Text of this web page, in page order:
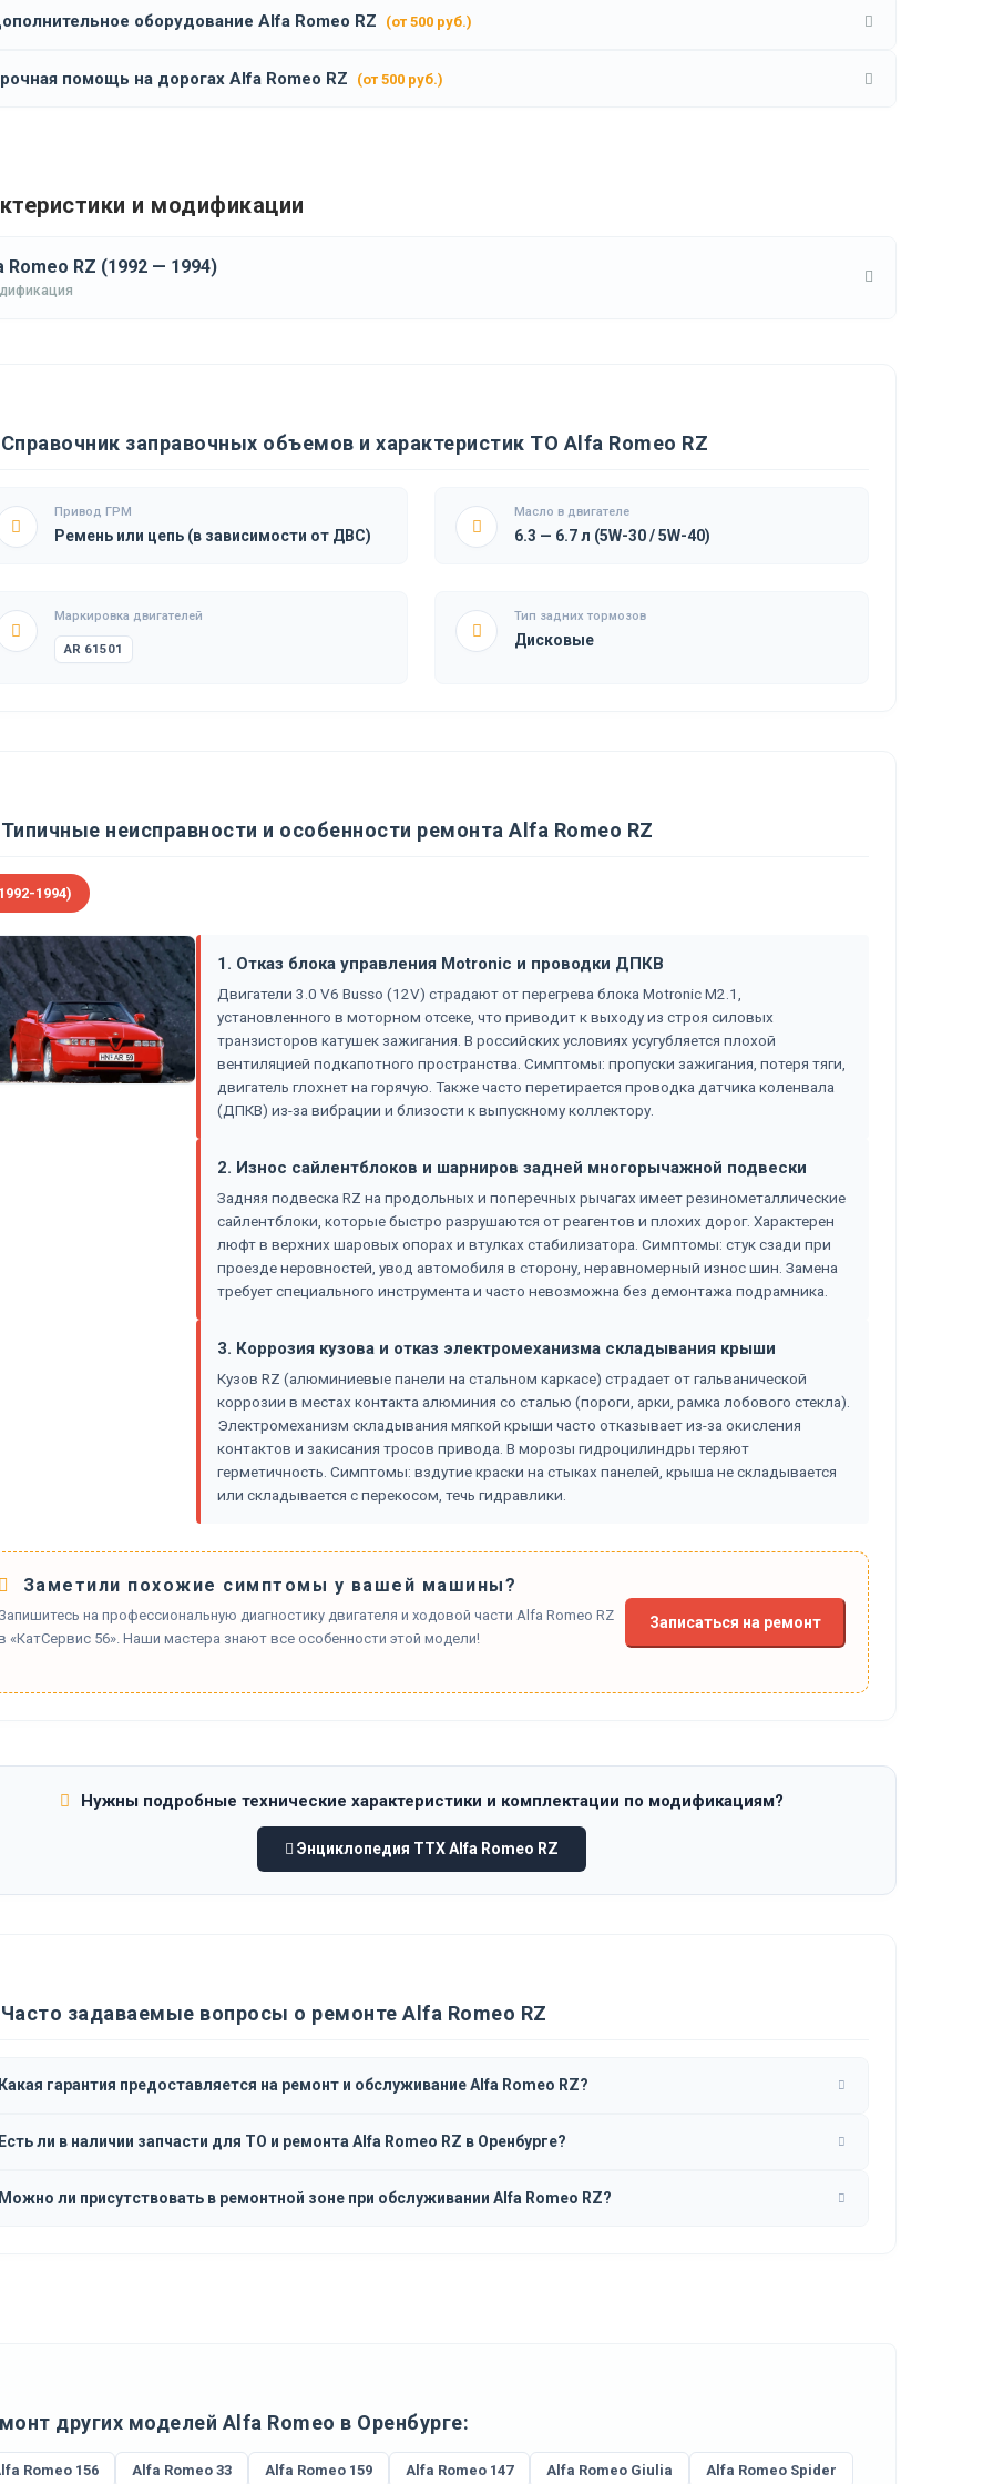
оборудование Alfa Romeo RZ (от 500 руб.)
помощь на дорогах Alfa Romeo RZ (от 500 руб.)
и модификации
Romeo RZ (1992 — 1994)
заправочных объемов и характеристик ТО Alfa Romeo RZ
Привод ГРМ
Ремень или цепь (в зависимости от ДВС)
Масло в двигателе
6.3 — 6.7 л (5W-30 / 5W-40)
Маркировка двигателей
AR 61501
Тип задних тормозов
Дисковые
неисправности и особенности ремонта Alfa Romeo RZ
1994)
1. Отказ блока управления Motronic и проводки ДПКВ
Двигатели 3.0 V6 Busso (12V) страдают от перегрева блока Motronic M2.1,
установленного в моторном отсеке, что приводит к выходу из строя силовых
транзисторов катушек зажигания. В российских условиях усугубляется плохой
вентиляцией подкапотного пространства. Симптомы: пропуски зажигания, потеря тяги,
двигатель глохнет на горячую. Также часто перетирается проводка датчика коленвала
(ДПКВ) из-за вибрации и близости к выпускному коллектору.
2. Износ сайлентблоков и шарниров задней многорычажной подвески
Задняя подвеска RZ на продольных и поперечных рычагах имеет резинометаллические
сайлентблоки, которые быстро разрушаются от реагентов и плохих дорог. Характерен
люфт в верхних шаровых опорах и втулках стабилизатора. Симптомы: стук сзади при
проезде неровностей, увод автомобиля в сторону, неравномерный износ шин. Замена
требует специального инструмента и часто невозможна без демонтажа подрамника.
3. Коррозия кузова и отказ электромеханизма складывания крыши
Кузов RZ (алюминиевые панели на стальном каркасе) страдает от гальванической
коррозии в местах контакта алюминия со сталью (пороги, арки, рамка лобового стекла).
Электромеханизм складывания мягкой крыши часто отказывает из-за окисления
контактов и закисания тросов привода. В морозы гидроцилиндры теряют
герметичность. Симптомы: вздутие краски на стыках панелей, крыша не складывается
или складывается с перекосом, течь гидравлики.
Заметили похожие симптомы у вашей машины?
на профессиональную диагностику двигателя и ходовой части Alfa Romeo RZ
«КатСервис 56». Наши мастера знают все особенности этой модели!
Записаться на ремонт
Нужны подробные технические характеристики и комплектации по модификациям?
Энциклопедия ТТХ Alfa Romeo RZ
задаваемые вопросы о ремонте Alfa Romeo RZ
гарантия предоставляется на ремонт и обслуживание Alfa Romeo RZ?
ли в наличии запчасти для ТО и ремонта Alfa Romeo RZ в Оренбурге?
ли присутствовать в ремонтной зоне при обслуживании Alfa Romeo RZ?
других моделей Alfa Romeo в Оренбурге:
Romeo 156 Alfa Romeo 33 Alfa Romeo 159 Alfa Romeo 147 Alfa Romeo Giulia Alfa Romeo Spider